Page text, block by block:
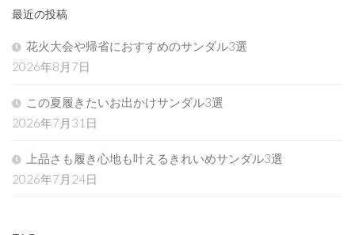
最近の投稿
花火大会や帰省におすすめのサンダル3選
2026年8月7日
この夏履きたいお出かけサンダル3選
2026年7月31日
上品さも履き心地も叶えるきれいめサンダル3選
2026年7月24日